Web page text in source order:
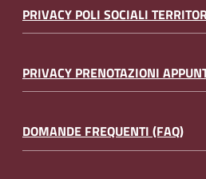
PRIVACY POLI SOCIALI
PRIVACY PRENOTAZIONI
DOMANDE FREQUENTI (FAQ)